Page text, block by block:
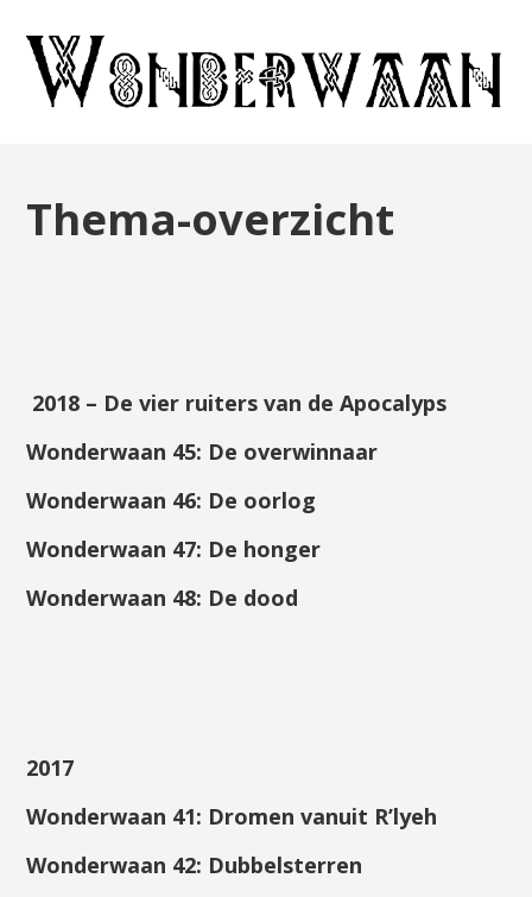
Thema-overzicht
2018 – De vier ruiters van de Apocalyps
Wonderwaan 45: De overwinnaar
Wonderwaan 46: De oorlog
Wonderwaan 47: De honger
Wonderwaan 48: De dood
2017
Wonderwaan 41: Dromen vanuit R’lyeh
Wonderwaan 42: Dubbelsterren